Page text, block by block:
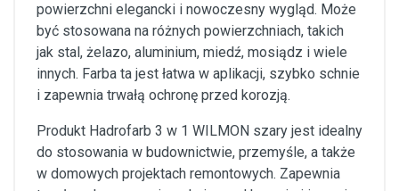
powierzchni elegancki i nowoczesny wygląd. Może
być stosowana na różnych powierzchniach, takich
jak stal, żelazo, aluminium, miedź, mosiądz i wiele
innych. Farba ta jest łatwa w aplikacji, szybko schnie
i zapewnia trwałą ochronę przed korozją.
Produkt Hadrofarb 3 w 1 WILMON szary jest idealny
do stosowania w budownictwie, przemyśle, a także
w domowych projektach remontowych. Zapewnia